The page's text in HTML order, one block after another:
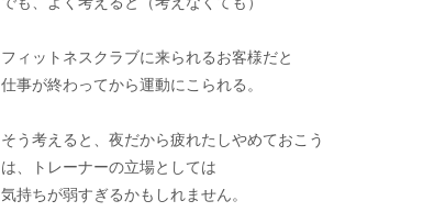
フィットネスクラブに来られるお客様だと
仕事が終わってから運動にこられる。
そう考えると、夜だから疲れたしやめておこう
は、トレーナーの立場としては
気持ちが弱すぎるかもしれません。